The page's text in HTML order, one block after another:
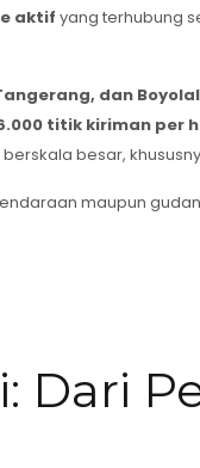
aktif yang terhubung
dan
titik kiriman per
besar,
maupun
Dari